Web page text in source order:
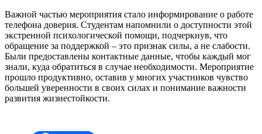
Важной частью мероприятия стало информирование о работе
телефона доверия. Студентам напомнили о доступности этой
экстренной психологической помощи, подчеркнув, что
обращение за поддержкой – это признак силы, а не слабости.
Были предоставлены контактные данные, чтобы каждый мог
знали, куда обратиться в случае необходимости. Мероприятие
прошло продуктивно, оставив у многих участников чувство
большей уверенности в своих силах и понимание важности
развития жизнестойкости.